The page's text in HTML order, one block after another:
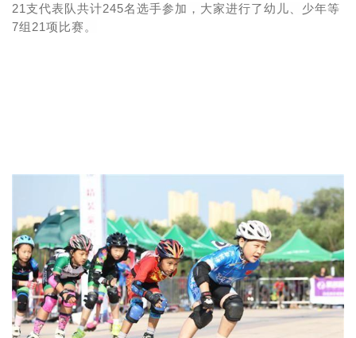
21支代表队共计245名选手参加，大家进行了幼儿、少年等
7组21项比赛。